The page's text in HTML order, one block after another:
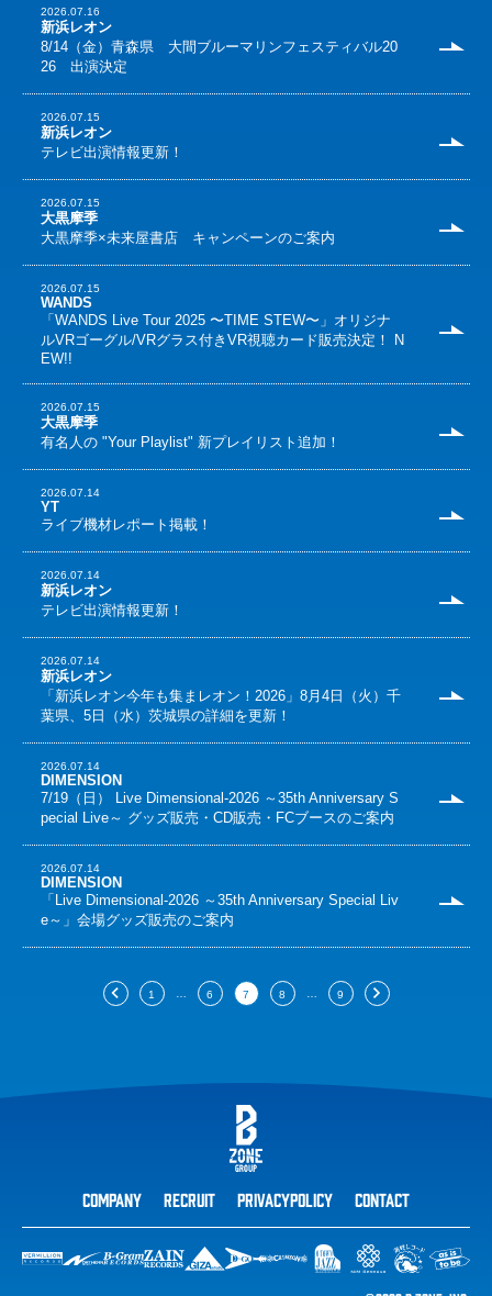
2026.07.16
新浜レオン
8/14（金）青森県 大間ブルーマリンフェスティバル20
26 出演決定
2026.07.15
新浜レオン
テレビ出演情報更新！
2026.07.15
大黒摩季
大黒摩季×未来屋書店 キャンペーンのご案内
2026.07.15
WANDS
「WANDS Live Tour 2025 〜TIME STEW〜」オリジナ
ルVRゴーグル/VRグラス付きVR視聴カード販売決定！
N
EW!!
2026.07.15
大黒摩季
有名人の "Your Playlist" 新プレイリスト追加！
2026.07.14
YT
ライブ機材レポート掲載！
2026.07.14
新浜レオン
テレビ出演情報更新！
2026.07.14
新浜レオン
「新浜レオン今年も集まレオン！2026」8月4日（火）千
葉県、5日（水）茨城県の詳細を更新！
2026.07.14
DIMENSION
7/19（日） Live Dimensional-2026 ～35th Anniversary S
pecial Live～ グッズ販売・CD販売・FCブースのご案内
2026.07.14
DIMENSION
「Live Dimensional-2026 ～35th Anniversary Special Liv
e～」会場グッズ販売のご案内
1 6 7 8 9
COMPANY RECRUIT PRIVACYPOLICY CONTACT